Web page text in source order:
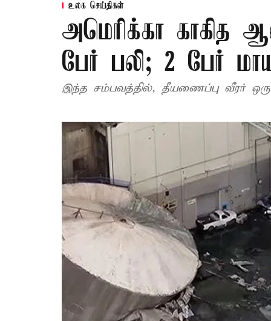
உலக செய்திகள்
அமெரிக்கா காகித
பேர் பலி; 2 பேர்
இந்த சம்பவத்தில், தீயணைப்பு வீரர்